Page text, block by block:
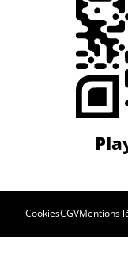
CookiesCGVMentions